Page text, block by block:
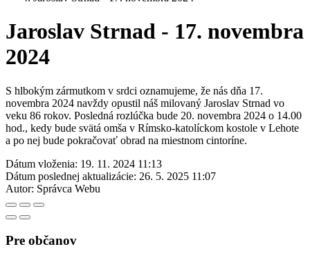
Jaroslav Strnad - 17. novembra
2024
S hlbokým zármutkom v srdci oznamujeme, že nás dňa 17.
novembra 2024 navždy opustil náš milovaný Jaroslav Strnad vo
veku 86 rokov. Posledná rozlúčka bude 20. novembra 2024 o 14.00
hod., kedy bude svätá omša v Rímsko-katolíckom kostole v Lehote
a po nej bude pokračovať obrad na miestnom cintoríne.
Dátum vloženia: 19. 11. 2024 11:13
Dátum poslednej aktualizácie: 26. 5. 2025 11:07
Autor: Správca Webu
Pre občanov